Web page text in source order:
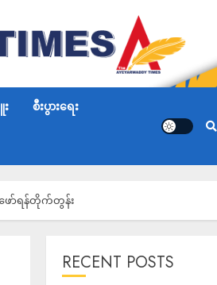
စီးပွားရေး
ာ်ရန်တိုက်တွန်း
RECENT POSTS